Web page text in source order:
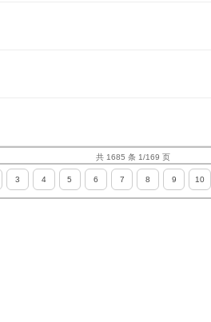
共 1685 条 1/169 页
3 4 5 6 7 8 9 10